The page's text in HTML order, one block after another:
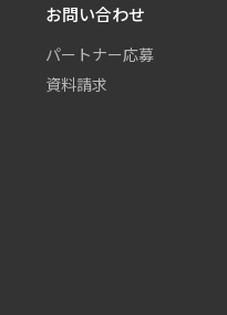
お問い合わせ
パートナー応募
資料請求